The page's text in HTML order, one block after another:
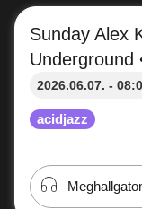
acidjazz
Sunday
2026.06.14. -